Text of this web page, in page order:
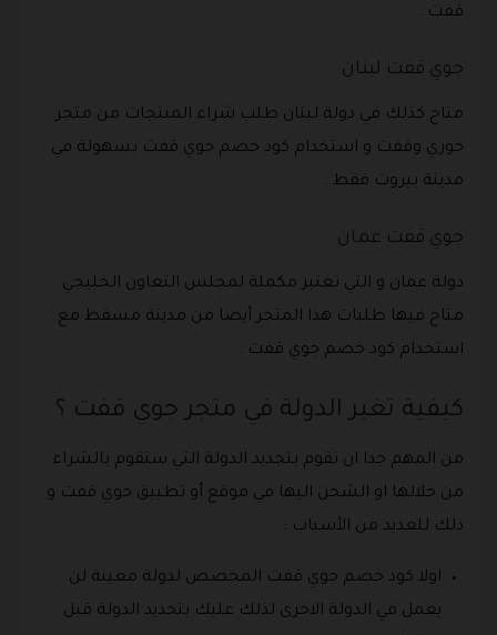
قفت .
جوي قفت لبنان
متاح كذلك في دولة لبنان طلب شراء المنتجات من متجر
جوري وقفت و استخدام كود خصم جوي قفت بسهولة في
مدينة بيروت فقط .
جوي قفت عمان
دولة عمان و التي تعتبر مكملة لمجلس التعاون الخليجي
متاح فيها طلبات هذا المتجر أيضا من مدينة مسقط مع
استخدام كود خصم جوي قفت .
كيفية تغير الدولة في متجر جوي قفت ؟
من المهم جدا ان تقوم بتجديد الدولة التي ستقوم بالشراء
من خلالها او الشحن اليها في موقع أو تطبيق جوي قفت و
ذلك للعديد من الأسباب :
اولا كود خصم جوي قفت المخصص لدولة معينة لن
يعمل في الدولة الاخرى لذلك عليك بتحديد الدولة قبل